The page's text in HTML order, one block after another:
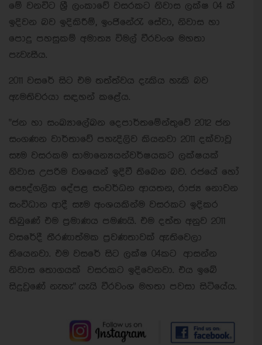
මේ වනවිට ශ්‍රී ලංකාවේ වසරකට නිවාස ලක්ෂ 04 ක්
ඉදිවන බව ඉදිකිරීම්, ඉංජිනේරැ සේවා, නිවාස හා
පොදු පහසුකම් අමාත්‍ය විමල් වීරවංශ මහතා
පැවැසීය.
2011 වසරේ සිට එම තත්ත්වය දැකිය හැකි බව
ඇමතිවරයා සඳහන් කළේය.
"ජන හා සංඛ්‍යාලේඛන දෙපාර්තමේන්තුවේ 2012 ජන
සංගණන වාර්තාවේ පහැදිලිව කියනවා 2011 දක්වාවූ
සෑම වසරකම සාමාන්‍යෙයන්වර්ෂයකට ලක්ෂයක්
නිවාස උපරිම වශයෙන් ඉදිවී තිබෙන බව. රජයේ හෝ
පෞද්ගලික දේපළ සංවර්ධන ආයතන, රාජ්‍ය නොවන
සංවිධාන ආදී සෑම අංශයකින්ම වසරකට ඉදිකර
තිබුණේ එම ප්‍රමාණය පමණයි. එම දත්ත අනුව 2011
වසරේදී තීරණාත්මක ප්‍රවණතාවක් ඇතිවෙලා
තියෙනවා. එම වසරේ සිට ලක්ෂ 04කට ආසන්න
නිවාස තොගයක් වසරකට ඉදිවෙනවා. එය ඉබේ
සිදුවුණේ නැහැ" යැයි වීරවංශ මහතා පවසා සිටියේය.